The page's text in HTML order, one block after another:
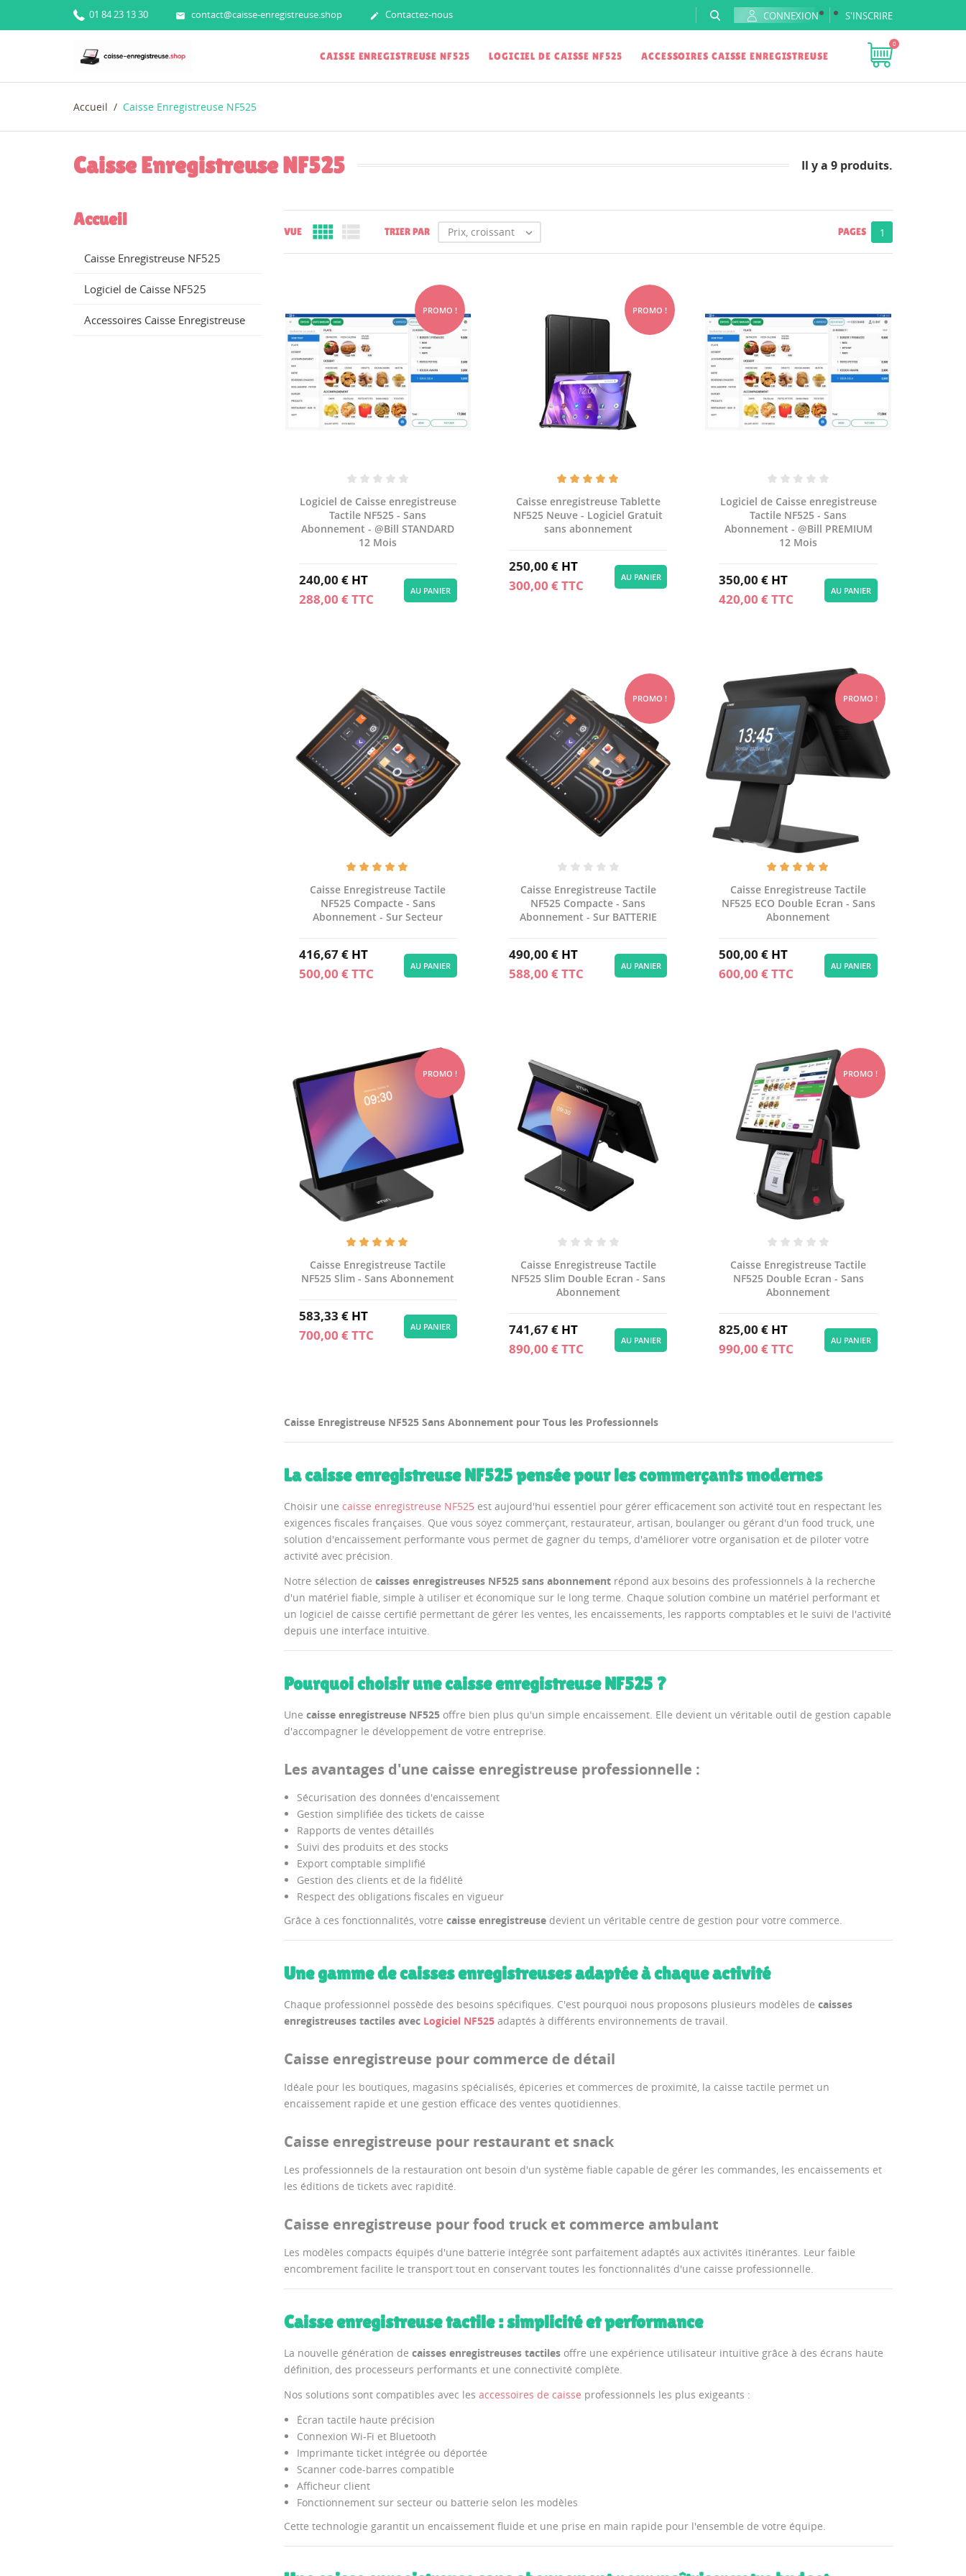
01 84 23 13 30  contact@caisse-enregistreuse.shop  Contactez-nous CONNEXION S'INSCRIRE
CAISSE ENREGISTREUSE NF525 LOGICIEL DE CAISSE NF525 ACCESSOIRES CAISSE ENREGISTREUSE
0
Accueil Caisse Enregistreuse NF525
Caisse Enregistreuse NF525 Il y a 9 produits.
Accueil
Caisse Enregistreuse NF525
Logiciel de Caisse NF525
Accessoires Caisse Enregistreuse
VUE   TRIER PAR Prix, croissant  PAGES 1
PROMO !
Logiciel de Caisse enregistreuse
Tactile NF525 - Sans
Abonnement - @Bill STANDARD
12 Mois
240,00 € HT
288,00 €TTC AU PANIER
PROMO !
Caisse enregistreuse Tablette
NF525 Neuve - Logiciel Gratuit
sans abonnement
250,00 € HT
300,00 €TTC AU PANIER
Logiciel de Caisse enregistreuse
Tactile NF525 - Sans
Abonnement - @Bill PREMIUM
12 Mois
350,00 € HT
420,00 €TTC AU PANIER
Caisse Enregistreuse Tactile
NF525 Compacte - Sans
Abonnement - Sur Secteur
416,67 € HT
500,00 €TTC AU PANIER
PROMO !
Caisse Enregistreuse Tactile
NF525 Compacte - Sans
Abonnement - Sur BATTERIE
490,00 € HT
588,00 €TTC AU PANIER
PROMO !
Caisse Enregistreuse Tactile
NF525 ECO Double Ecran - Sans
Abonnement
500,00 € HT
600,00 €TTC AU PANIER
PROMO !
Caisse Enregistreuse Tactile
NF525 Slim - Sans Abonnement
583,33 € HT
700,00 €TTC AU PANIER
Caisse Enregistreuse Tactile
NF525 Slim Double Ecran - Sans
Abonnement
741,67 € HT
890,00 €TTC AU PANIER
PROMO !
Caisse Enregistreuse Tactile
NF525 Double Ecran - Sans
Abonnement
825,00 € HT
990,00 €TTC AU PANIER
Caisse Enregistreuse NF525 Sans Abonnement pour Tous les Professionnels
La caisse enregistreuse NF525 pensée pour les commerçants modernes
Choisir une caisse enregistreuse NF525 est aujourd'hui essentiel pour gérer efficacement son activité tout en respectant les
exigences fiscales françaises. Que vous soyez commerçant, restaurateur, artisan, boulanger ou gérant d'un food truck, une
solution d'encaissement performante vous permet de gagner du temps, d'améliorer votre organisation et de piloter votre
activité avec précision.
Notre sélection de caisses enregistreuses NF525 sans abonnementrépond aux besoins des professionnels à la recherche
d'un matériel fiable, simple à utiliser et économique sur le long terme. Chaque solution combine un matériel performant et
un logiciel de caisse certifié permettant de gérer les ventes, les encaissements, les rapports comptables et le suivi de l'activité
depuis une interface intuitive.
Pourquoi choisir une caisse enregistreuse NF525 ?
Une caisse enregistreuse NF525offre bien plus qu'un simple encaissement. Elle devient un véritable outil de gestion capable
d'accompagner le développement de votre entreprise.
Les avantages d'une caisse enregistreuse professionnelle :
Sécurisation des données d'encaissement
Gestion simplifiée des tickets de caisse
Rapports de ventes détaillés
Suivi des produits et des stocks
Export comptable simplifié
Gestion des clients et de la fidélité
Respect des obligations fiscales en vigueur
Grâce à ces fonctionnalités, votre caisse enregistreusedevient un véritable centre de gestion pour votre commerce.
Une gamme de caisses enregistreuses adaptée à chaque activité
Chaque professionnel possède des besoins spécifiques. C'est pourquoi nous proposons plusieurs modèles de caisses
enregistreuses tactiles avec Logiciel NF525adaptés à différents environnements de travail.
Caisse enregistreuse pour commerce de détail
Idéale pour les boutiques, magasins spécialisés, épiceries et commerces de proximité, la caisse tactile permet un
encaissement rapide et une gestion efficace des ventes quotidiennes.
Caisse enregistreuse pour restaurant et snack
Les professionnels de la restauration ont besoin d'un système fiable capable de gérer les commandes, les encaissements et
les éditions de tickets avec rapidité.
Caisse enregistreuse pour food truck et commerce ambulant
Les modèles compacts équipés d'une batterie intégrée sont parfaitement adaptés aux activités itinérantes. Leur faible
encombrement facilite le transport tout en conservant toutes les fonctionnalités d'une caisse professionnelle.
Caisse enregistreuse tactile : simplicité et performance
La nouvelle génération de caisses enregistreuses tactilesoffre une expérience utilisateur intuitive grâce à des écrans haute
définition, des processeurs performants et une connectivité complète.
Nos solutions sont compatibles avec les accessoires de caisse professionnels les plus exigeants :
Écran tactile haute précision
Connexion Wi-Fi et Bluetooth
Imprimante ticket intégrée ou déportée
Scanner code-barres compatible
Afficheur client
Fonctionnement sur secteur ou batterie selon les modèles
Cette technologie garantit un encaissement fluide et une prise en main rapide pour l'ensemble de votre équipe.